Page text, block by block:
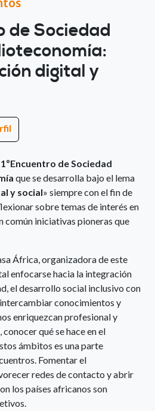
de Sociedad
digital y
de Sociedad
que se desarrolla bajo el lema
y social» siempre con el fin de
sobre temas de interés en
común iniciativas pioneras que
África, organizadora de este
enfocarse hacia la integración
el desarrollo social inclusivo con
conocimientos y
enriquezcan profesional y
qué se hace en el
ámbitos es una parte
Fomentar el
redes de contacto y abrir
los países africanos son